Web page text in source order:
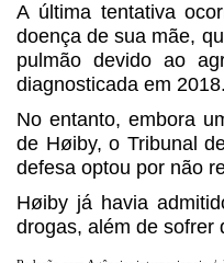
A última tentativa
doença de sua mãe,
pulmão devido ao
diagnosticada em 2018.
No entanto, embora
de Høiby, o Tribunal
defesa optou por não
Høiby já havia
drogas, além de sofrer